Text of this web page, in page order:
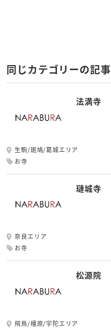
同じカテゴリーの記事
法満寺
生駒/斑鳩/葛城エリア
お寺
璉城寺
奈良エリア
お寺
松源院
飛鳥/橿原/宇陀エリア